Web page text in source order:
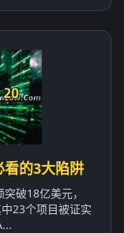
看的3大陷阱
破18亿美元，
23个项目被证实